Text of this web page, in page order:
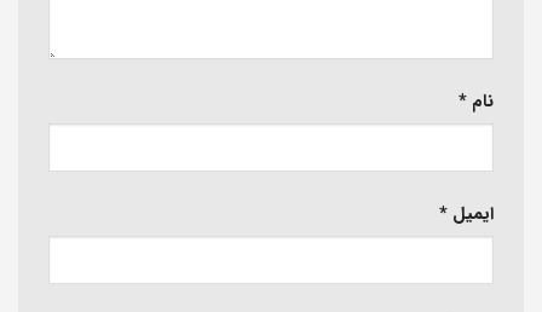
نام *
ایمیل *